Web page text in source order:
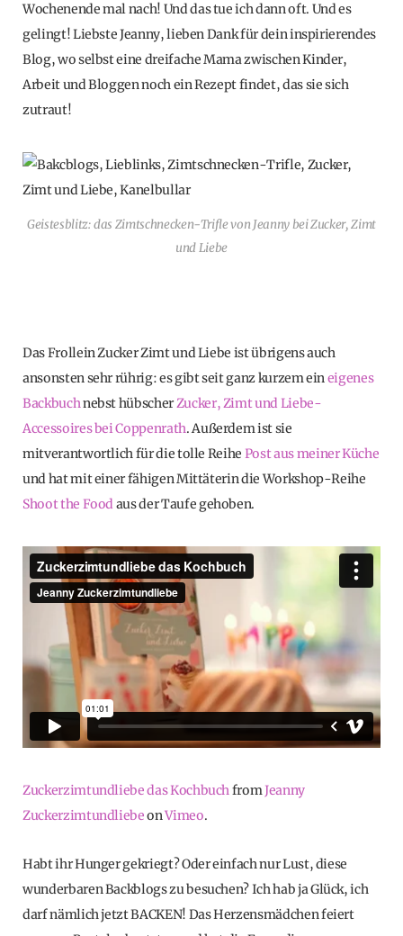
Wochenende mal nach! Und das tue ich dann oft. Und es
gelingt! Liebste Jeanny, lieben Dank für dein inspirierendes
Blog, wo selbst eine dreifache Mama zwischen Kinder,
Arbeit und Bloggen noch ein Rezept findet, das sie sich
zutraut!
Geistesblitz: das Zimtschnecken-Trifle von Jeanny bei Zucker, Zimt
und Liebe
Das Frollein Zucker Zimt und Liebe ist übrigens auch
ansonsten sehr rührig: es gibt seit ganz kurzem eineigenes
Backbuchnebst hübscherZucker, Zimt und Liebe-
Accessoires bei Coppenrath. Außerdem ist sie
mitverantwortlich für die tolle Reihe Post aus meiner Küche
und hat mit einer fähigen Mittäterin die Workshop-Reihe
Shoot the Food aus der Taufe gehoben.
Zuckerzimtundliebe das Kochbuch from Jeanny
ZuckerzimtundliebeonVimeo.
Habt ihr Hunger gekriegt? Oder einfach nur Lust, diese
wunderbaren Backblogs zu besuchen? Ich hab ja Glück, ich
darf nämlich jetzt BACKEN! Das Herzensmädchen feiert